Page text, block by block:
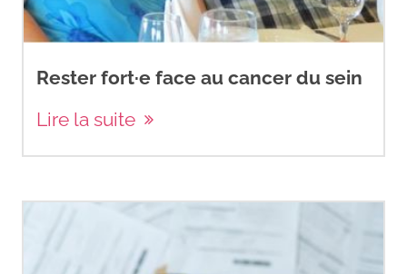
Rester fort·e face au cancer du sein
Lire la suite